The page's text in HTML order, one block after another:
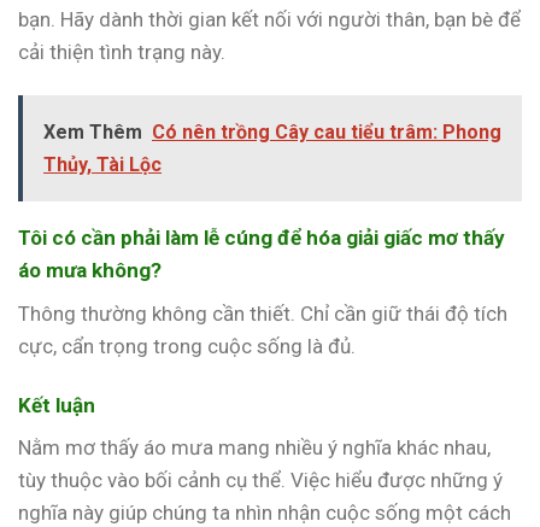
bạn. Hãy dành thời gian kết nối với người thân, bạn bè để
cải thiện tình trạng này.
Xem Thêm Có nên trồng Cây cau tiểu trâm: Phong
Thủy, Tài Lộc
Tôi có cần phải làm lễ cúng để hóa giải giấc mơ thấy
áo mưa không?
Thông thường không cần thiết. Chỉ cần giữ thái độ tích
cực, cẩn trọng trong cuộc sống là đủ.
Kết luận
Nằm mơ thấy áo mưa mang nhiều ý nghĩa khác nhau,
tùy thuộc vào bối cảnh cụ thể. Việc hiểu được những ý
nghĩa này giúp chúng ta nhìn nhận cuộc sống một cách